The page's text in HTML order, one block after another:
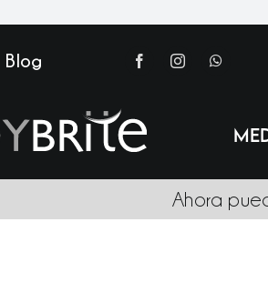
Blog
Ahora